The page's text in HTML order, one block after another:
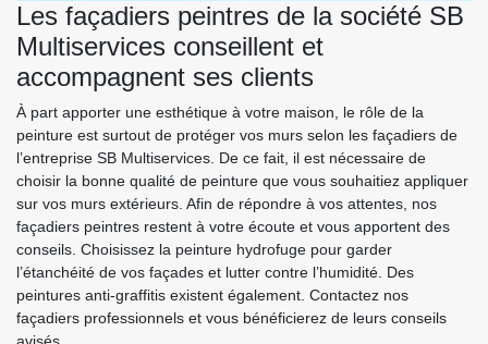
Les façadiers peintres de la société SB
Multiservices conseillent et
accompagnent ses clients
À part apporter une esthétique à votre maison, le rôle de la
peinture est surtout de protéger vos murs selon les façadiers de
l’entreprise SB Multiservices. De ce fait, il est nécessaire de
choisir la bonne qualité de peinture que vous souhaitiez appliquer
sur vos murs extérieurs. Afin de répondre à vos attentes, nos
façadiers peintres restent à votre écoute et vous apportent des
conseils. Choisissez la peinture hydrofuge pour garder
l’étanchéité de vos façades et lutter contre l’humidité. Des
peintures anti-graffitis existent également. Contactez nos
façadiers professionnels et vous bénéficierez de leurs conseils